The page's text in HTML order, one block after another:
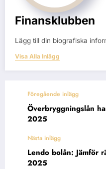
Finansklubben
Lägg till din biografiska
Visa Alla Inlägg
Föregående inlägg
Överbryggningslån
2025
Nästa inlägg
Lendo bolån: Jämför
2025